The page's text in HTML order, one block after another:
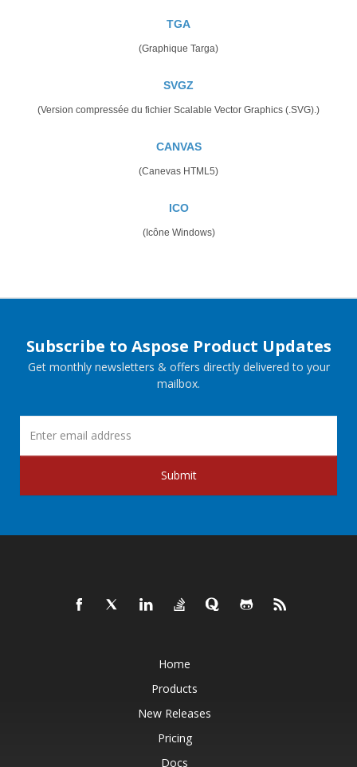
TGA
(Graphique Targa)
SVGZ
(Version compressée du fichier Scalable Vector Graphics (.SVG).)
CANVAS
(Canevas HTML5)
ICO
(Icône Windows)
Subscribe to Aspose Product Updates
Get monthly newsletters & offers directly delivered to your
mailbox.
Submit
Home
Products
New Releases
Pricing
Docs